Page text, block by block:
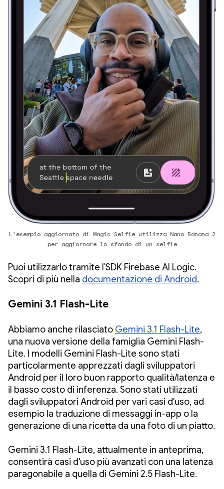
L'esempio aggiornato di Magic Selfie utilizza Nano Banana 2
per aggiornare lo sfondo di un selfie
Puoi utilizzarlo tramite l'SDK Firebase AI Logic.
Scopri di più nella documentazione di Android.
Gemini 3.1 Flash-Lite
Abbiamo anche rilasciato Gemini 3.1 Flash-Lite,
una nuova versione della famiglia Gemini Flash-
Lite. I modelli Gemini Flash-Lite sono stati
particolarmente apprezzati dagli sviluppatori
Android per il loro buon rapporto qualità/latenza e
il basso costo di inferenza. Sono stati utilizzati
dagli sviluppatori Android per vari casi d'uso, ad
esempio la traduzione di messaggi in-app o la
generazione di una ricetta da una foto di un piatto.
Gemini 3.1 Flash-Lite, attualmente in anteprima,
consentirà casi d'uso più avanzati con una latenza
paragonabile a quella di Gemini 2.5 Flash-Lite.